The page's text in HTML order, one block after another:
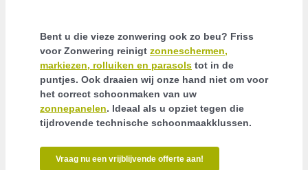
Bent u die vieze zonwering ook zo beu? Friss
voor Zonwering reinigt zonneschermen,
markiezen, rolluiken en parasols tot in de
puntjes. Ook draaien wij onze hand niet om voor
het correct schoonmaken van uw
zonnepanelen. Ideaal als u opziet tegen die
tijdrovende technische schoonmaakklussen.
Vraag nu een vrijblijvende offerte aan!